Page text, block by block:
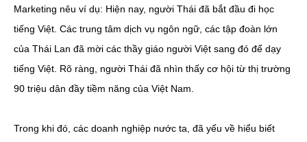
Marketing nêu ví dụ: Hiện nay, người Thái đã bắt đầu đi học
tiếng Việt. Các trung tâm dịch vụ ngôn ngữ, các tập đoàn lớn
của Thái Lan đã mời các thầy giáo người Việt sang đó để dạy
tiếng Việt. Rõ ràng, người Thái đã nhìn thấy cơ hội từ thị trường
90 triệu dân đầy tiềm năng của Việt Nam.
Trong khi đó, các doanh nghiệp nước ta, đã yếu về hiểu biết